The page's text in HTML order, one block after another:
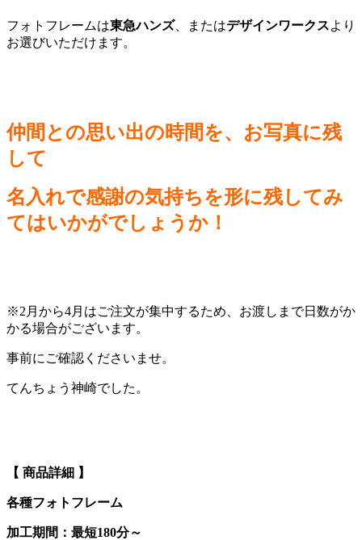
フォトフレームは東急ハンズ、またはデザインワークスより
お選びいただけます。
仲間との思い出の時間を、お写真に残
して
名入れで感謝の気持ちを形に残してみ
てはいかがでしょうか！
※2月から4月はご注文が集中するため、お渡しまで日数がか
かる場合がございます。
事前にご確認くださいませ。
てんちょう神崎でした。
【 商品詳細 】
各種フォトフレーム
加工期間：最短180分～